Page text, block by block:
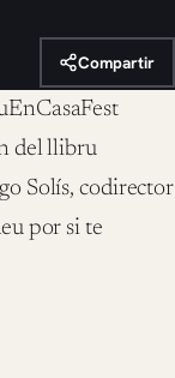
Compartir
del llibru
Solís, codirector
por si te